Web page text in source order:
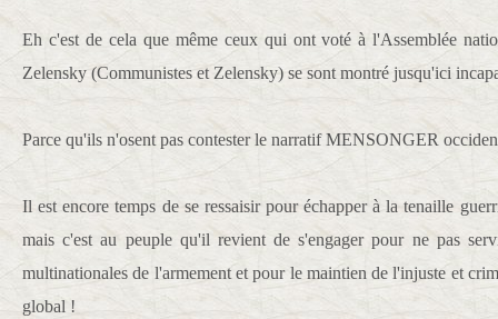
Eh c'est de cela que même ceux qui ont voté à l'Assemblée
Zelensky (Communistes et Zelensky) se sont montré jusqu'ici
Parce qu'ils n'osent pas contester le narratif MENSONGER
Il est encore temps de se ressaisir pour échapper à la tenaille
mais c'est au peuple qu'il revient de s'engager pour ne pas
multinationales de l'armement et pour le maintien de l'injuste et
global !